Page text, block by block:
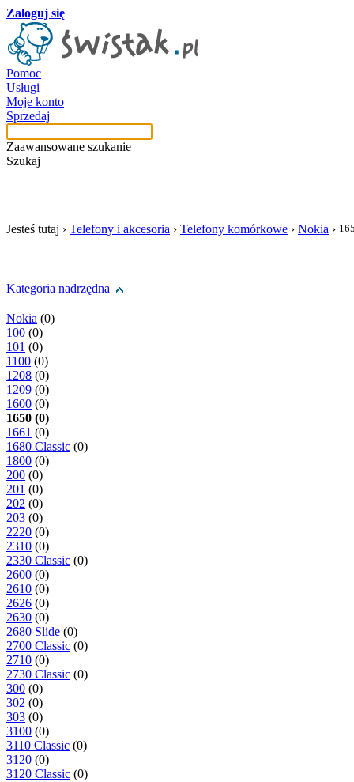
Zaloguj się
Pomoc
Usługi
Moje konto
Sprzedaj
Zaawansowane szukanie
Szukaj
Jesteś tutaj › Telefony i akcesoria › Telefony komórkowe › Nokia ›
Kategoria nadrzędna
Nokia (0)
100 (0)
101 (0)
1100 (0)
1208 (0)
1209 (0)
1600 (0)
1650 (0)
1661 (0)
1680 Classic (0)
1800 (0)
200 (0)
201 (0)
202 (0)
203 (0)
2220 (0)
2310 (0)
2330 Classic (0)
2600 (0)
2610 (0)
2626 (0)
2630 (0)
2680 Slide (0)
2700 Classic (0)
2710 (0)
2730 Classic (0)
300 (0)
302 (0)
303 (0)
3100 (0)
3110 Classic (0)
3120 (0)
3120 Classic (0)